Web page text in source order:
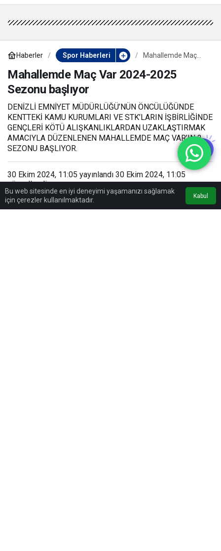
Haberler Spor Haberleri
Mahallemde Maç
Sezonu başlıyor
Mahallemde Maç Var 2024-2025
Sezonu başlıyor
DENİZLİ EMNİYET MÜDÜRLÜĞÜ’NÜN ÖNCÜLÜĞÜNDE
KENTTEKİ KAMU KURUMLARI VE STK’LARIN İŞBİRLİĞİNDE
GENÇLERİ KÖTÜ ALIŞKANLIKLARDAN UZAKLAŞTIRMAK
AMACIYLA DÜZENLENEN MAHALLEMDE MAÇ VAR’IN 2.
SEZONU BAŞLIYOR.
30 Ekim 2024, 11:05 yayınlandı 30 Ekim 2024, 11:05
güncellendi
0dk, 50sn 0
Bu web sitesinde en iyi deneyimi yaşamanızı sağlamak
için çerezler kullanılmaktadır.
Kabul